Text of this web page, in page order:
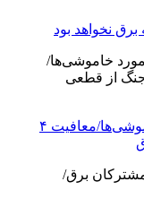
نخواهد بود
آخرین اظهارات وزیر نیرو درمورد خاموشی‌ها/معافیت ۴